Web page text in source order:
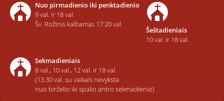
Statistika
Raštinė
Kontaktai ir rekvizitai
Dvasininkai
Nuo pirmadienio iki penktadienio
9 val. ir 18 val.
Šv. Rožinis kalbamas 17:20 val.
Šeštadieniais
10 val. ir 18 val.
Sekmadieniais
8 val., 10 val., 12 val. ir 18 val.
(13.30 val. su vaikais nevyksta
nuo birželio iki spalio antro sekmadienio)